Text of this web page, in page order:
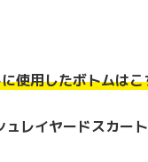
使用したボトムは
ュレイヤードスカート